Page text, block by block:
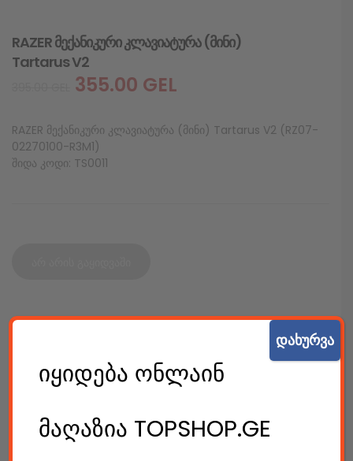
RAZER მექანიკური კლავიატურა (მინი)
Tartarus V2
Original
price
355.00 GEL
Current
price
RAZER მექანიკური კლავიატურა (მინი) Tartarus V2 (RZ07-
02270100-R3M1)
შიდა კოდი: TS0011
SKU:
კლავიატურები,
კომპიუტერები & აქსესუარები,ტექ. აქსესუარები
იყიდება ონლაინ
მაღაზია TOPSHOP.GE
დახურვა